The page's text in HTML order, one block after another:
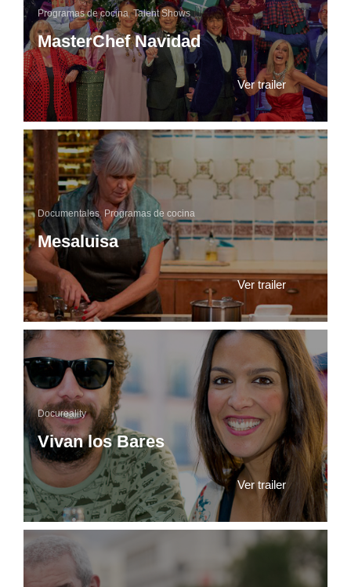
MasterChef Navidad
Programas de cocina,Talent Shows
Ver trailer
Mesaluisa
Documentales, Programas de cocina
Ver trailer
Vivan los Bares
Docureality
Ver trailer